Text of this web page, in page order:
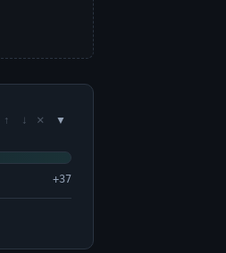
↑ ↓ ×
+37